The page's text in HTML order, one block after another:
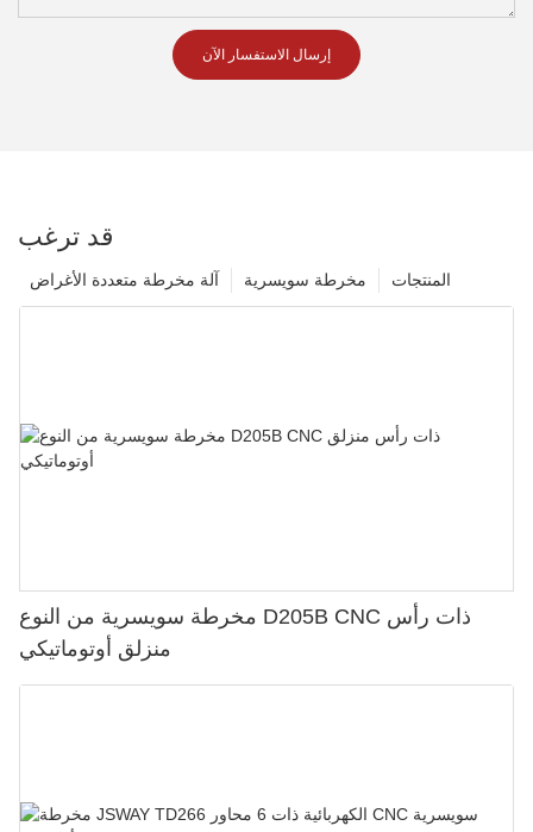
إرسال الاستفسار الآن
قد ترغب
المنتجات مخرطة سويسرية آلة مخرطة متعددة الأغراض
مخرطة سويسرية من النوع D205B CNC ذات رأس
منزلق أوتوماتيكي